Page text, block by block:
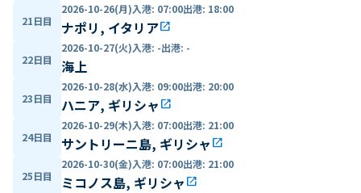
21日目
2026-10-26(月)入港: 07:00出港: 18:00
ナポリ, イタリアopen_in_new
22日目
2026-10-27(火)入港: -出港: -
海上
23日目
2026-10-28(水)入港: 09:00出港: 20:00
ハニア, ギリシャ open_in_new
24日目
2026-10-29(木)入港: 07:00出港: 21:00
サントリーニ島, ギリシャ open_in_new
25日目
2026-10-30(金)入港: 07:00出港: 21:00
ミコノス島, ギリシャ open_in_new